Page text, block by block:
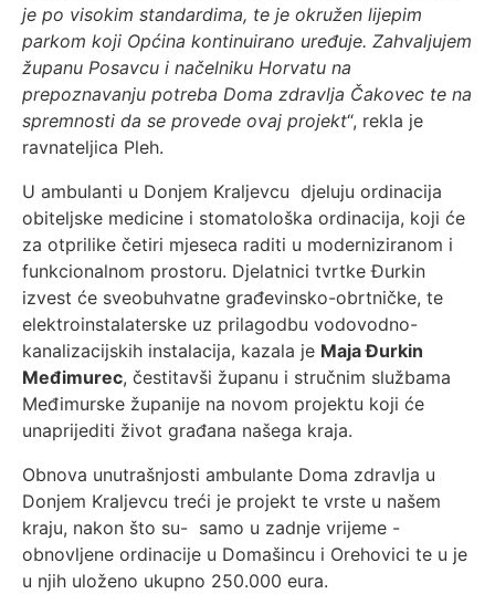
je po visokim standardima, te je okružen lijepim
parkom koji Općina kontinuirano uređuje. Zahvaljujem
županu Posavcu i načelniku Horvatu na
prepoznavanju potreba Doma zdravlja Čakovec te na
spremnosti da se provede ovaj projekt“, rekla je
ravnateljica Pleh.
U ambulanti u Donjem Kraljevcu djeluju ordinacija
obiteljske medicine i stomatološka ordinacija, koji će
za otprilike četiri mjeseca raditi u moderniziranom i
funkcionalnom prostoru. Djelatnici tvrtke Đurkin
izvest će sveobuhvatne građevinsko-obrtničke, te
elektroinstalaterske uz prilagodbu vodovodno-
kanalizacijskih instalacija, kazala je Maja Đurkin
Međimurec, čestitavši županu i stručnim službama
Međimurske županije na novom projektu koji će
unaprijediti život građana našega kraja.
Obnova unutrašnjosti ambulante Doma zdravlja u
Donjem Kraljevcu treći je projekt te vrste u našem
kraju, nakon što su- samo u zadnje vrijeme -
obnovljene ordinacije u Domašincu i Orehovici te u je
u njih uloženo ukupno 250.000 eura.